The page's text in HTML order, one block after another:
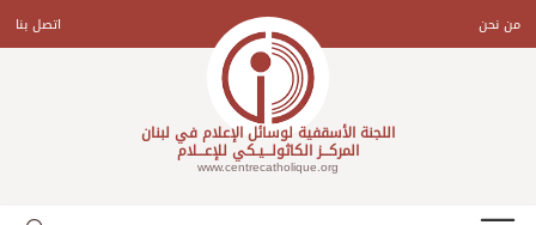
contentمن نحن اتصل بنا
اللجنة الأسقفية لوسائل الإعلام في لبنان
المركـــز الكاثولـــيـكي للإعـــلام
www.centrecatholique.org